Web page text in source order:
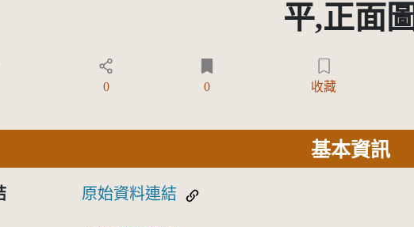
平,正面圖
0 0 收藏
基本資訊
原始資料連結